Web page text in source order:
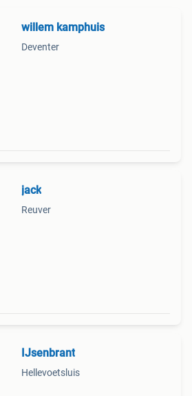
willem kamphuis
Deventer
jack
Reuver
IJsenbrant
Hellevoetsluis